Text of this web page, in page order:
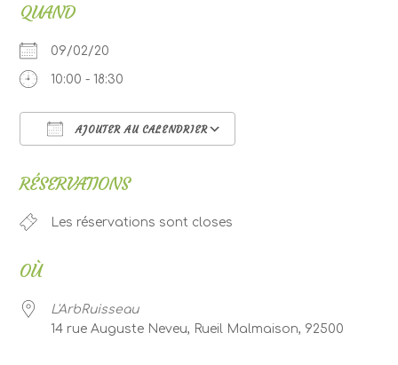
QUAND
09/02/20
10:00 - 18:30
AJOUTER AU CALENDRIER
RÉSERVATIONS
Les réservations sont closes
OÙ
L'ArbRuisseau
14 rue Auguste Neveu, Rueil Malmaison, 92500